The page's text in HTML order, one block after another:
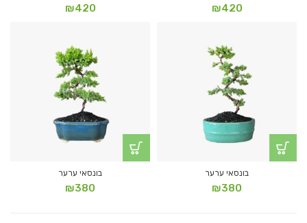
₪420
₪420
בונסאי ערער
₪380
בונסאי ערער
₪380